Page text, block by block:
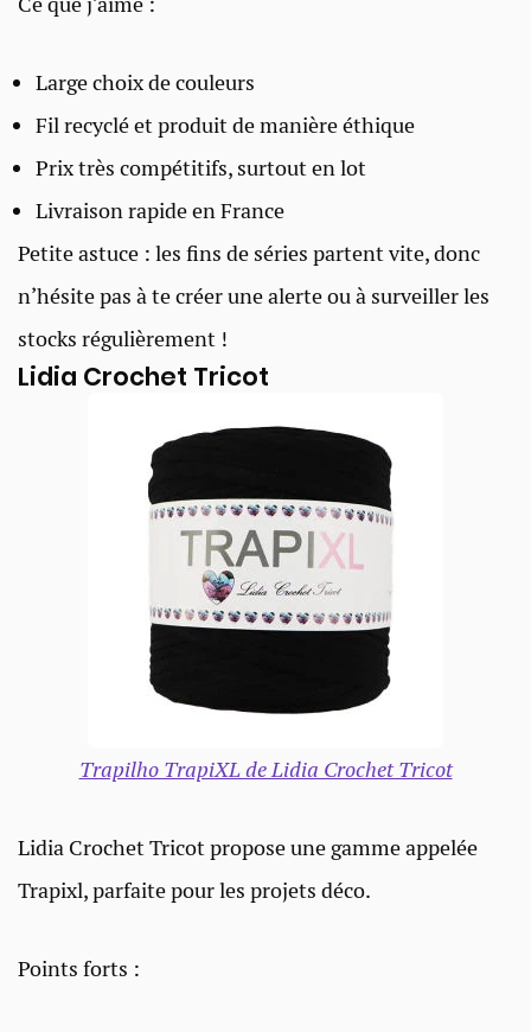
Large choix de couleurs
Fil recyclé et produit de manière éthique
Prix très compétitifs, surtout en lot
Livraison rapide en France
Petite astuce : les fins de séries partent vite, donc
n’hésite pas à te créer une alerte ou à surveiller les
stocks régulièrement !
Lidia Crochet Tricot
Trapilho TrapiXL de Lidia Crochet Tricot
Lidia Crochet Tricot propose une gamme appelée
Trapixl, parfaite pour les projets déco.
Points forts :